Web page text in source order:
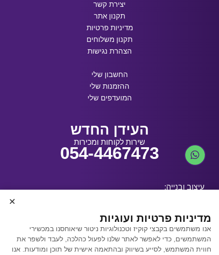
יצירת קשר
תקנון אתר
מדיניות פרטיות
תקנון משלוחים
הצהרת נגישות
החשבון שלי
ההזמנות שלי
המועדפים שלי
העידן החדש
שירות לקוחות ומכירות
054-4467473
עיצוב ובנייה:
קידום אתרים באמצעות
מדיניות פרטיות ועוגיות
אנו משתמשים בקבצי קוקיז וטכנולוגיות ניטור שיאוחסנו במכשירי
המשתמשים, כדי לאפשר לאתר שלנו לפעול כהלכה, לעבד ולשפר את
חווית המשתמש, לסייע בשיווק ובהתאמה אישית של תוכן ומודעות. אנו